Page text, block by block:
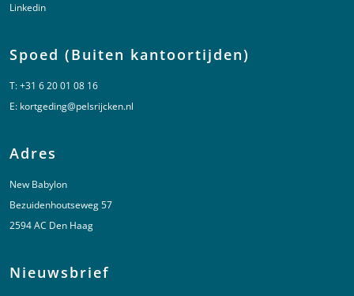
Linkedin
Spoed (Buiten kantoortijden)
T:+31 6 20 01 08 16
E: kortgeding@pelsrijcken.nl
Adres
New Babylon
Bezuidenhoutseweg 57
2594 AC Den Haag
Nieuwsbrief